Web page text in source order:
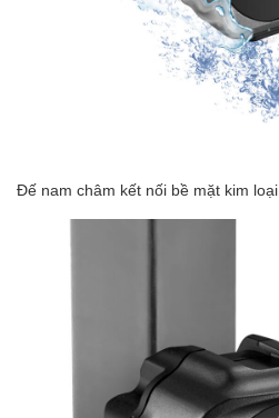
Đế nam châm kết nối bề mặt kim loại.